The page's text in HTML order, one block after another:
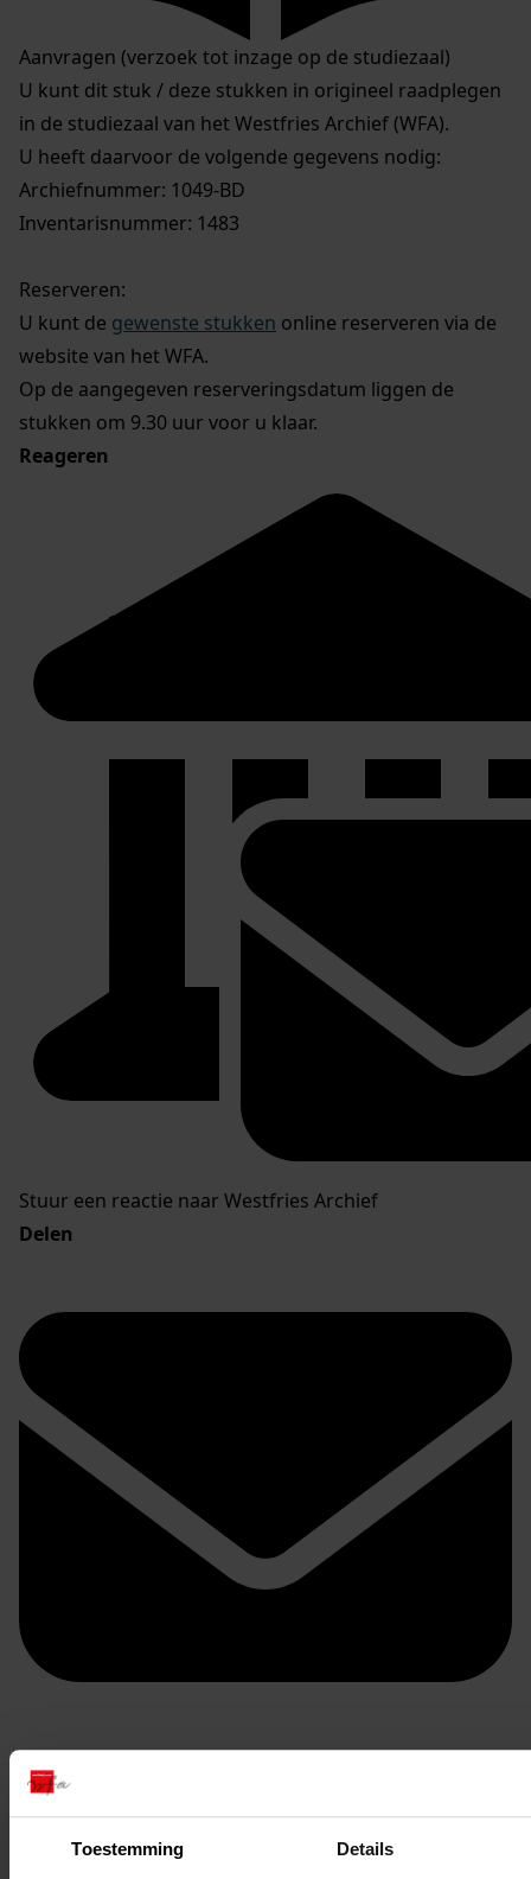
Toestemming Details
Aanvragen (verzoek tot inzage op de studiezaal)
U kunt dit stuk / deze stukken in origineel raadplegen
in de studiezaal van het Westfries Archief (WFA).
U heeft daarvoor de volgende gegevens nodig:
Archiefnummer: 1049-BD
Inventarisnummer: 1483
Reserveren:
U kunt de gewenste stukken online reserveren via de
website van het WFA.
Op de aangegeven reserveringsdatum liggen de
stukken om 9.30 uur voor u klaar.
Reageren
Stuur een reactie naar Westfries Archief
Delen